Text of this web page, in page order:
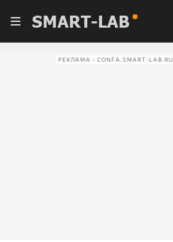
SMART-LAB
РЕКЛАМА • CONFA.SMART-LAB.RU